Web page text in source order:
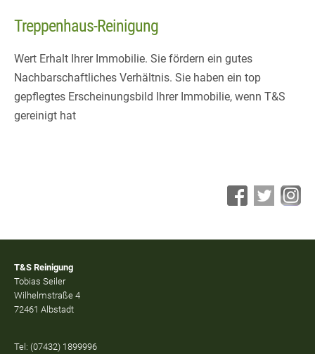
Treppenhaus-Reinigung
Wert Erhalt Ihrer Immobilie. Sie fördern ein gutes
Nachbarschaftliches Verhältnis. Sie haben ein top
gepflegtes Erscheinungsbild Ihrer Immobilie, wenn T&S
gereinigt hat
T&S Reinigung
Tobias Seiler
Wilhelmstraße 4
72461 Albstadt
Tel: (07432) 1899996